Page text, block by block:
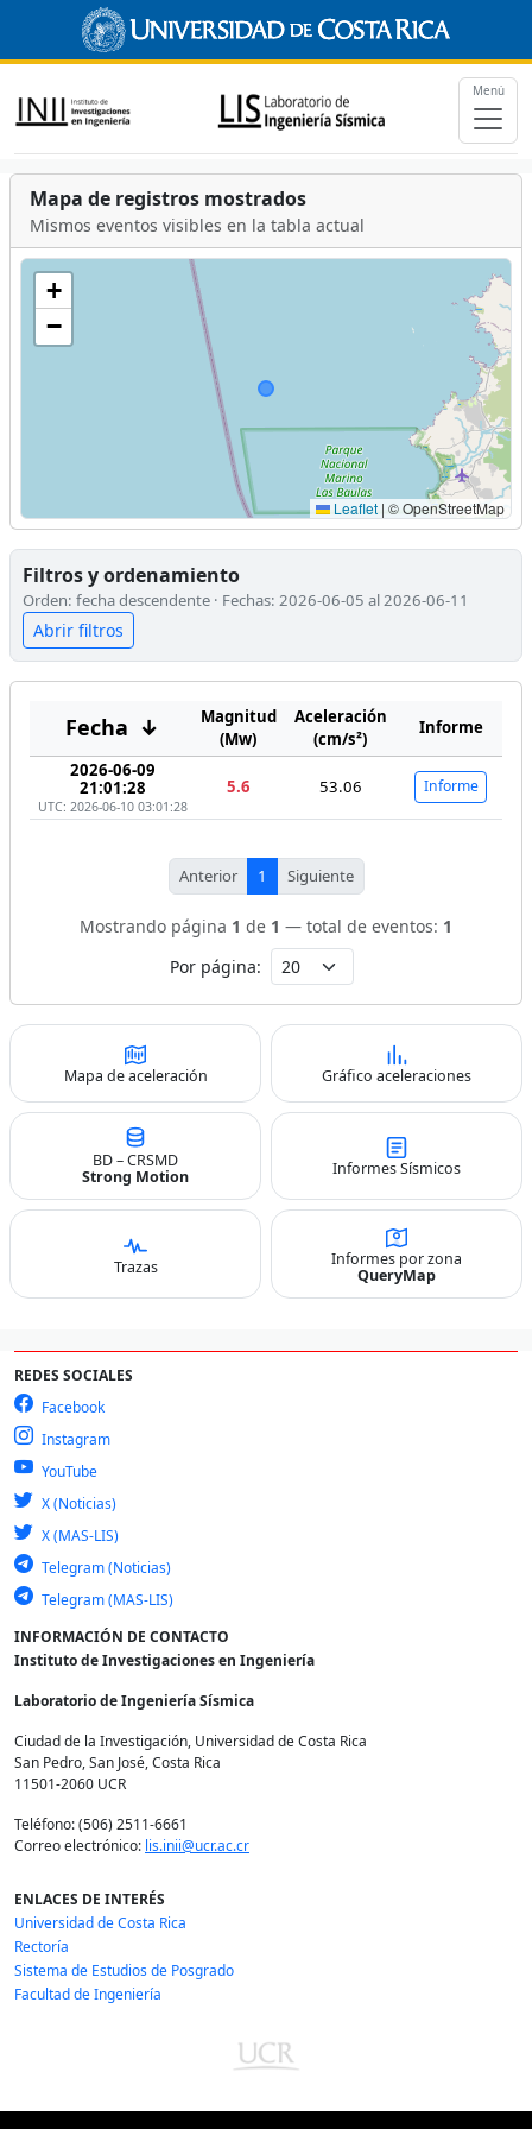
Menú
Mapa de registros mostrados
Mismos eventos visibles en la tabla actual
+
−
Leaflet | © OpenStreetMap
Filtros y ordenamiento
Orden: fecha descendente · Fechas: 2026-06-05 al 2026-06-11
Abrir filtros
Fecha ↓
Magnitud
(Mw)
Aceleración
(cm/s²)
Informe
2026-06-09
21:01:28
UTC: 2026-06-10 03:01:28
5.6 53.06 Informe
Anterior 1 Siguiente
Mostrando página 1 de 1 — total de eventos: 1
Por página:
Mapa de aceleración Gráfico aceleraciones
BD – CRSMD
Strong Motion
Informes Sísmicos
Trazas
Informes por zona
QueryMap
REDES SOCIALES
Facebook
Instagram
YouTube
X (Noticias)
X (MAS-LIS)
Telegram (Noticias)
Telegram (MAS-LIS)
INFORMACIÓN DE CONTACTO
Instituto de Investigaciones en Ingeniería
Laboratorio de Ingeniería Sísmica
Ciudad de la Investigación, Universidad de Costa Rica
San Pedro, San José, Costa Rica
11501-2060 UCR
Teléfono: (506) 2511-6661
Correo electrónico: lis.inii@ucr.ac.cr
ENLACES DE INTERÉS
Universidad de Costa Rica
Rectoría
Sistema de Estudios de Posgrado
Facultad de Ingeniería